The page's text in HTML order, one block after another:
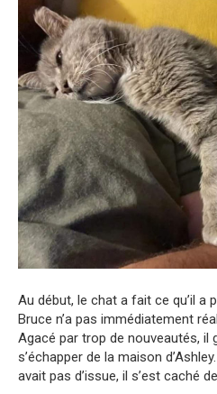
Au début, le chat a fait ce qu’il a
Bruce n’a pas immédiatement
Agacé par trop de nouveautés, il
s’échapper de la maison
avait pas d’issue, il s’est caché